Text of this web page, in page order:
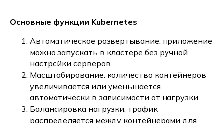
Основные функции Kubernetes
Автоматическое развертывание: приложение
можно запускать в кластере без ручной
настройки серверов.
Масштабирование: количество контейнеров
увеличивается или уменьшается
автоматически в зависимости от нагрузки.
Балансировка нагрузки: трафик
распределяется между контейнерами для